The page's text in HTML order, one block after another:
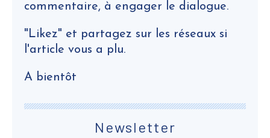
Newsletter
commentaire, à engager le dialogue.
"Likez" et partagez sur les réseaux si
l'article vous a plu.
A bientôt